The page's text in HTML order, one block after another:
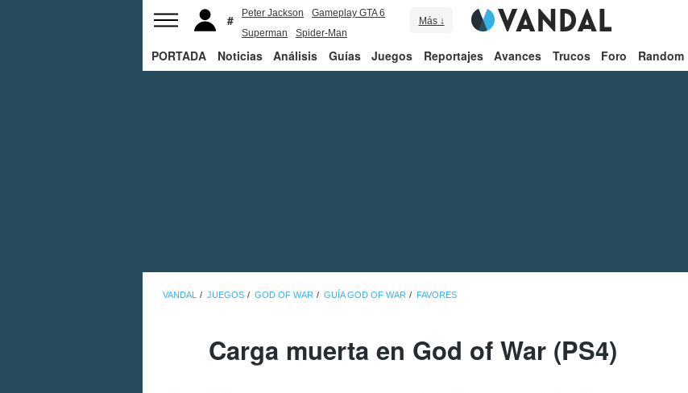
Peter Jackson
Gameplay GTA 6
Superman
Spider-Man
Más ↓
PORTADA Noticias Análisis Guías Juegos Reportajes Avances Trucos Foro Random
VANDAL JUEGOS GOD OF WAR GUÍA GOD OF WAR FAVORES
Carga muerta en God of War (PS4)